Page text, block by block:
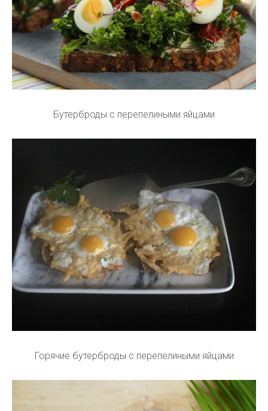
Бутерброды с перепелиными яйцами
Горячие бутерброды с перепелиными яйцами